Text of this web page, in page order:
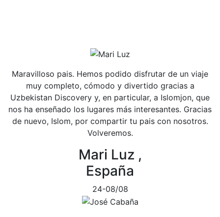
Maravilloso pais. Hemos podido disfrutar de un viaje
muy completo, cómodo y divertido gracias a
Uzbekistan Discovery y, en particular, a Islomjon, que
nos ha enseñado los lugares más interesantes. Gracias
de nuevo, Islom, por compartir tu pais con nosotros.
Volveremos.
Mari Luz ,
España
24-08/08